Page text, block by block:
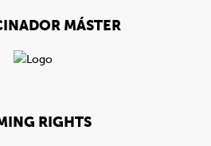
MÁSTER
RIGHTS